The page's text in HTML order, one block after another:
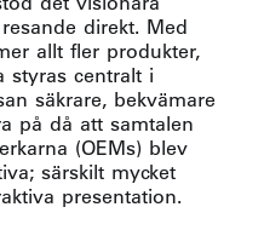
direkt. Med
allt fler produkter,
styras centralt i
säkrare, bekvämare
på då att samtalen
(OEMs) blev
särskilt mycket
presentation.